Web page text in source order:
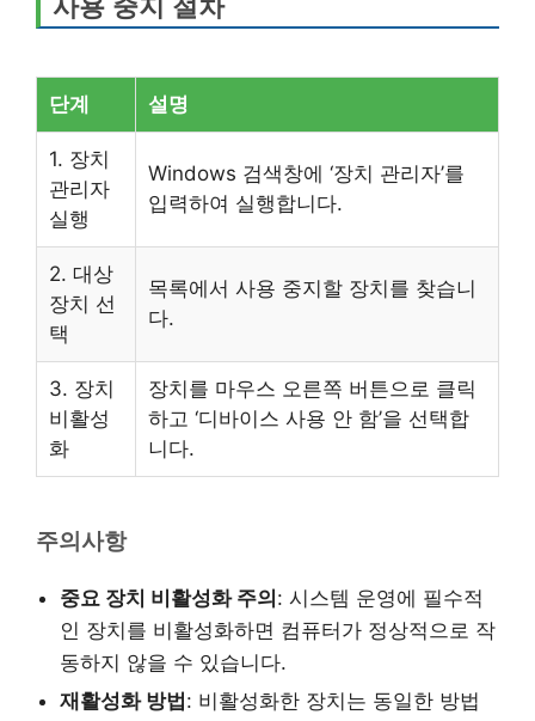
사용 중지 절차
단계 설명
1. 장치
관리자
실행
Windows 검색창에 ‘장치 관리자’를
입력하여 실행합니다.
2. 대상
장치 선
택
목록에서 사용 중지할 장치를 찾습니
다.
3. 장치
비활성
화
장치를 마우스 오른쪽 버튼으로 클릭
하고 ‘디바이스 사용 안 함’을 선택합
니다.
주의사항
중요 장치 비활성화 주의 : 시스템 운영에 필수적
인 장치를 비활성화하면 컴퓨터가 정상적으로 작
동하지 않을 수 있습니다.
재활성화 방법 : 비활성화한 장치는 동일한 방법